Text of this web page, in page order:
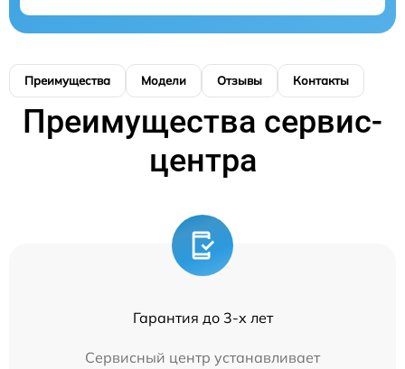
Преимущества Модели Отзывы Контакты
Преимущества сервис-
центра
Гарантия до 3-х лет
Сервисный центр устанавливает